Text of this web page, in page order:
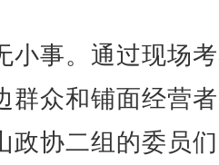
事。通过现场
群众和铺面经营
政协二组的委员